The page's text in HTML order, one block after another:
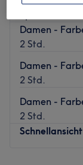
Damen -
2 Std.
Damen -
2 Std.
Damen -
2 Std.